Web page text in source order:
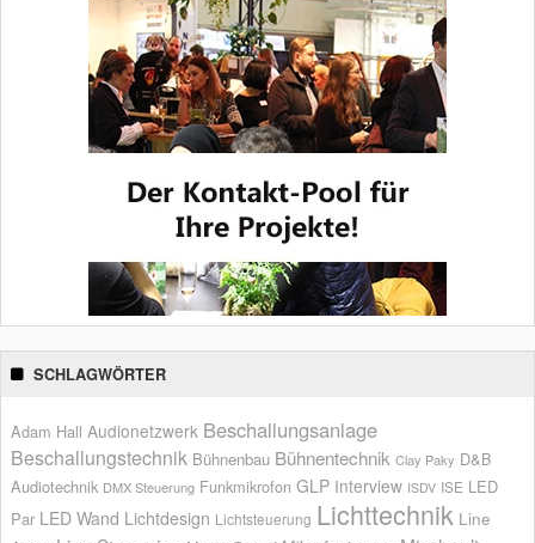
SCHLAGWÖRTER
Adam Hall Audionetzwerk Beschallungsanlage
Beschallungstechnik Bühnenbau Bühnentechnik Clay Paky D&B
Audiotechnik DMX Steuerung Funkmikrofon GLP Interview ISDV ISE LED
Par LED Wand Lichtdesign Lichtsteuerung Lichttechnik Line